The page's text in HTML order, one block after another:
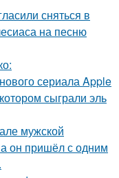
сняться в
на песню
сериала Apple
сыграли эль
мужской
он пришёл с одним